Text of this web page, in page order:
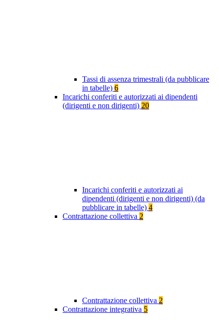
Tassi di assenza trimestrali (da pubblicare
in tabelle) 6
Incarichi conferiti e autorizzati ai dipendenti
(dirigenti e non dirigenti) 20
Incarichi conferiti e autorizzati ai
dipendenti (dirigenti e non dirigenti) (da
pubblicare in tabelle) 4
Contrattazione collettiva 2
Contrattazione collettiva 2
Contrattazione integrativa 5